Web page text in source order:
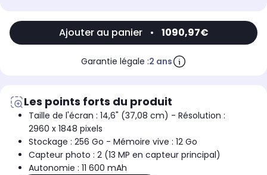
Ajouter au panier • 1090,97€
Garantie légale :2 ans
Les points forts du produit
Taille de l'écran : 14,6" (37,08 cm) - Résolution :
2960 x 1848 pixels
Stockage : 256 Go - Mémoire vive : 12 Go
Capteur photo : 2 (13 MP en capteur principal)
Autonomie : 11 600 mAh